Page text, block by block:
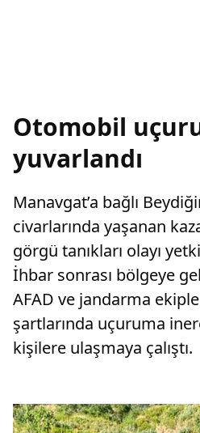
Otomobil
yuvarlandı
Manavgat’a bağlı
civarlarında yaşanan
görgü tanıkları olayı
İhbar sonrası bölgeye
AFAD ve jandarma
şartlarında uçuruma
kişilere ulaşmaya çalıştı.